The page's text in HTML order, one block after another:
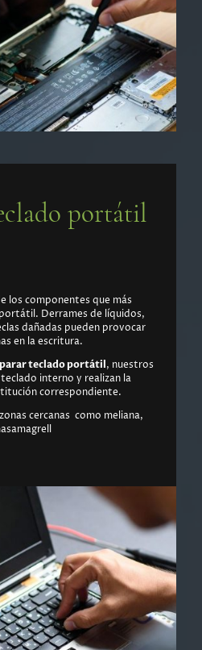
portátil
los componentes que más
Derrames de líquidos,
dañadas pueden provocar
en la escritura.
teclado portátil , nuestros
interno y realizan la
correspondiente.
cercanas como meliana,